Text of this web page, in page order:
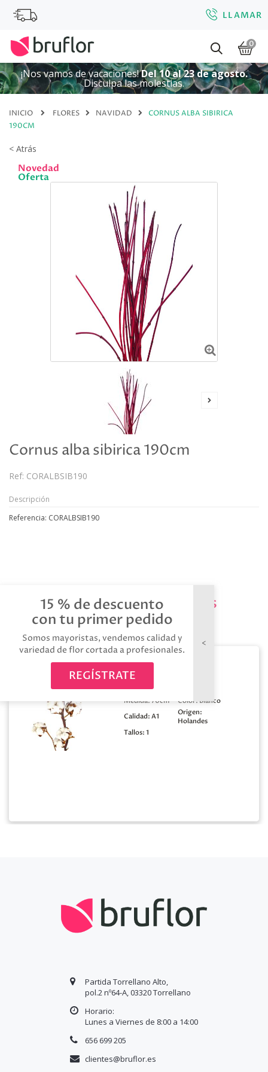
15 % de descuento
con tu primer pedido
Somos mayoristas, vendemos calidad y
variedad de flor cortada a profesionales.
REGÍSTRATE
LLAMAR
0
¡Nos vamos de vacaciones!Del 10 al 23 de agosto.
Disculpa las molestias.
INICIO FLORES NAVIDAD
CORNUS ALBA SIBIRICA
190CM
< Atrás
Novedad
Oferta
Cornus alba sibirica 190cm
Ref: CORALBSIB190
Descripción
Referencia: CORALBSIB190
Productos relacionados
Algodon 8 bolas
Medida: 70cm Color: Blanco
Calidad:A1
Origen:
Holandes
Tallos:1
Partida Torrellano Alto,
pol.2 nº64-A, 03320 Torrellano
Horario:
Lunes a Viernes de 8:00 a 14:00
656 699 205
clientes@bruflor.es